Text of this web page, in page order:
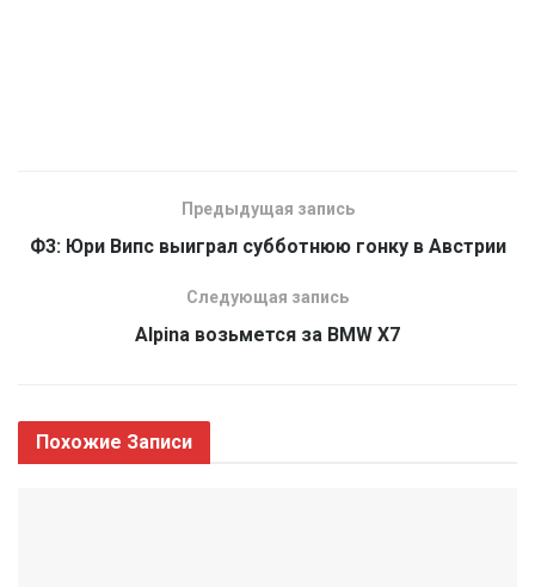
Предыдущая запись
Ф3: Юри Випс выиграл субботнюю гонку в Австрии
Следующая запись
Alpina возьмется за BMW X7
Похожие Записи